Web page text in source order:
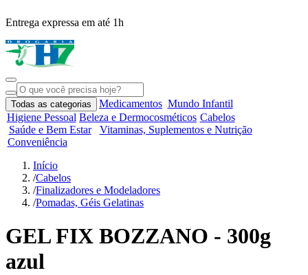
Entrega expressa em até 1h
Todas as categorias Medicamentos Mundo Infantil
Higiene Pessoal Beleza e Dermocosméticos Cabelos
Saúde e Bem Estar
Vitaminas, Suplementos e Nutrição
Conveniência
Início
/Cabelos
/Finalizadores e Modeladores
/Pomadas, Géis Gelatinas
GEL FIX BOZZANO - 300g
azul